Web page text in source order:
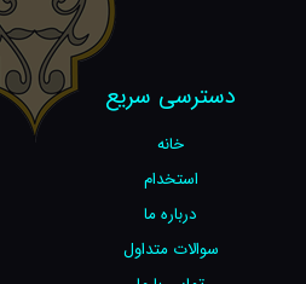
دسترسی سریع
خانه
استخدام
درباره ما
سوالات متداول